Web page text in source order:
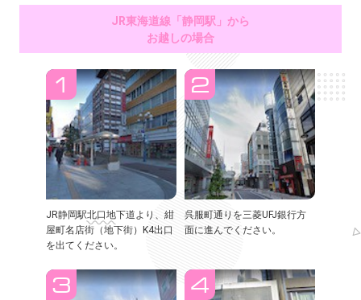
JR東海道線「静岡駅」から
お越しの場合
JR静岡駅北口地下道より、紺
屋町名店街（地下街）K4出口
を出てください。
呉服町通りを三菱UFJ銀行方
面に進んでください。